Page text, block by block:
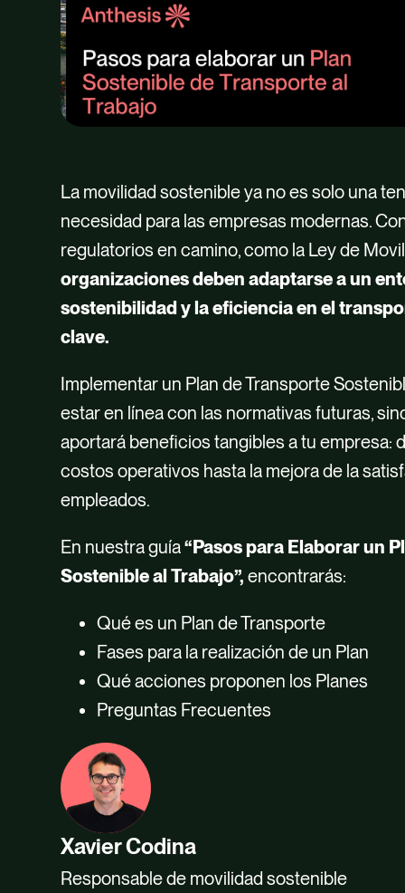
La movilidad sostenible ya no es solo una
necesidad para las empresas modernas.
regulatorios en camino, como la Ley de
organizaciones deben adaptarse a un
sostenibilidad y la eficiencia en el
clave.
Implementar un Plan de Transporte
estar en línea con las normativas futuras,
aportará beneficios tangibles a tu empresa:
costos operativos hasta la mejora de la
empleados.
En nuestra guía“Pasos para Elaborar un
Sostenible al Trabajo”, encontrarás:
Qué es un Plan de Transporte
Fases para la realización de un Plan
Qué acciones proponen los Planes
Preguntas Frecuentes
Xavier Codina
Responsable de movilidad sostenible